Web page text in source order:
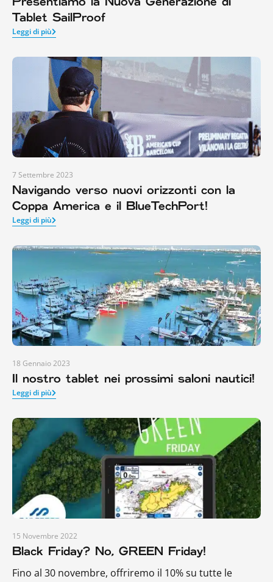
Tablet SailProof
Leggi di più
7 Settembre 2023
Navigando verso nuovi orizzonti con la
Coppa America e il BlueTechPort!
Leggi di più
18 Gennaio 2023
Il nostro tablet nei prossimi saloni nautici!
Leggi di più
15 Novembre 2022
Black Friday? No, GREEN Friday!
Fino al 30 novembre, offriremo il 10% su tutte le